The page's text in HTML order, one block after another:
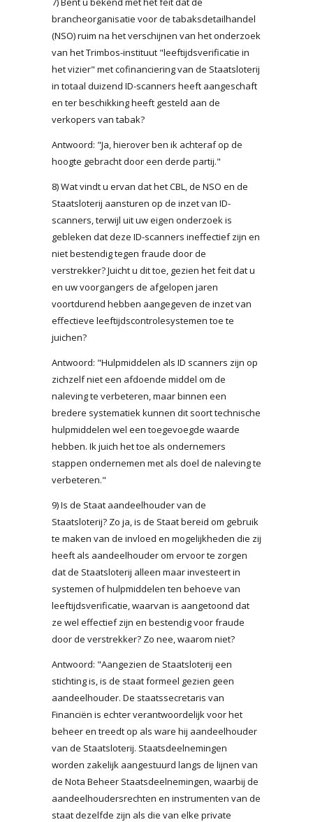
brancheorganisatie voor de tabaksdetailhandel
(NSO) ruim na het verschijnen van het onderzoek
van het Trimbos-instituut "leeftijdsverificatie in
het vizier" met cofinanciering van de Staatsloterij
in totaal duizend ID-scanners heeft aangeschaft
en ter beschikking heeft gesteld aan de
verkopers van tabak?
Antwoord: "Ja, hierover ben ik achteraf op de
hoogte gebracht door een derde partij."
8) Wat vindt u ervan dat het CBL, de NSO en de
Staatsloterij aansturen op de inzet van ID-
scanners, terwijl uit uw eigen onderzoek is
gebleken dat deze ID-scanners ineffectief zijn en
niet bestendig tegen fraude door de
verstrekker? Juicht u dit toe, gezien het feit dat u
en uw voorgangers de afgelopen jaren
voortdurend hebben aangegeven de inzet van
effectieve leeftijdscontrolesystemen toe te
juichen?
Antwoord: "Hulpmiddelen als ID scanners zijn op
zichzelf niet een afdoende middel om de
naleving te verbeteren, maar binnen een
bredere systematiek kunnen dit soort technische
hulpmiddelen wel een toegevoegde waarde
hebben. Ik juich het toe als ondernemers
stappen ondernemen met als doel de naleving te
verbeteren."
9) Is de Staat aandeelhouder van de
Staatsloterij? Zo ja, is de Staat bereid om gebruik
te maken van de invloed en mogelijkheden die zij
heeft als aandeelhouder om ervoor te zorgen
dat de Staatsloterij alleen maar investeert in
systemen of hulpmiddelen ten behoeve van
leeftijdsverificatie, waarvan is aangetoond dat
ze wel effectief zijn en bestendig voor fraude
door de verstrekker? Zo nee, waarom niet?
Antwoord: "Aangezien de Staatsloterij een
stichting is, is de staat formeel gezien geen
aandeelhouder. De staatssecretaris van
Financiën is echter verantwoordelijk voor het
beheer en treedt op als ware hij aandeelhouder
van de Staatsloterij. Staatsdeelnemingen
worden zakelijk aangestuurd langs de lijnen van
de Nota Beheer Staatsdeelnemingen, waarbij de
aandeelhoudersrechten en instrumenten van de
staat dezelfde zijn als die van elke private